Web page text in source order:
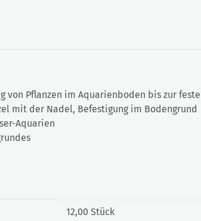
von Pflanzen im Aquarienboden bis zur
mit der Nadel, Befestigung im Bodengrund
Aquarien
12,00 Stück